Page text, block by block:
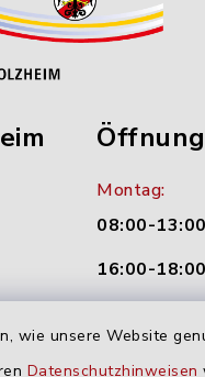
wie unsere Website
Datenschutzhinweisen
Montag:
08:00-
16:00-